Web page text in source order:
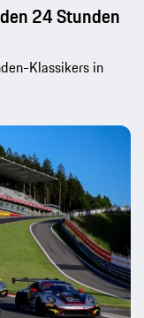
24 Stunden
Klassikers in